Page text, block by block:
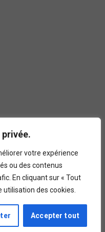
votre expérience
ou des contenus
En cliquant sur « Tout
des cookies.
Accepter tout